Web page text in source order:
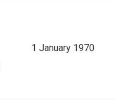
1 January 1970